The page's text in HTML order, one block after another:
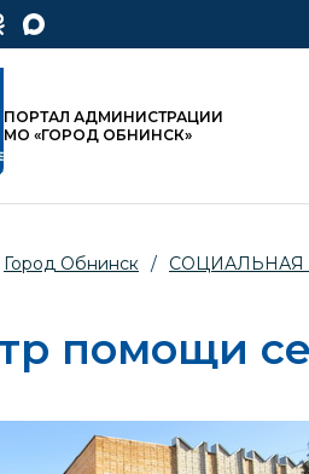
ПОРТАЛ АДМИНИСТРАЦИИ
МО «ГОРОД ОБНИНСК»
Город Обнинск / СОЦИАЛЬНАЯ
помощи